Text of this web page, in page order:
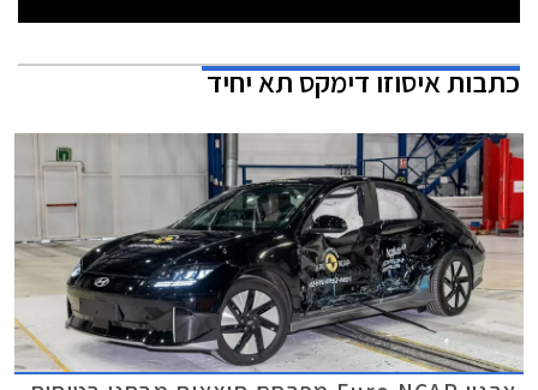
כתבותאיסוזו דימקס תא יחיד